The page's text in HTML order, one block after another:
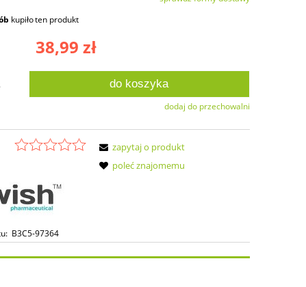
zawiera ewentualnych kosztów
kupiłoten produkt
38,99 zł
do koszyka
dodaj do przechowalni
B3C5-97364
zapytaj o produkt
poleć znajomemu